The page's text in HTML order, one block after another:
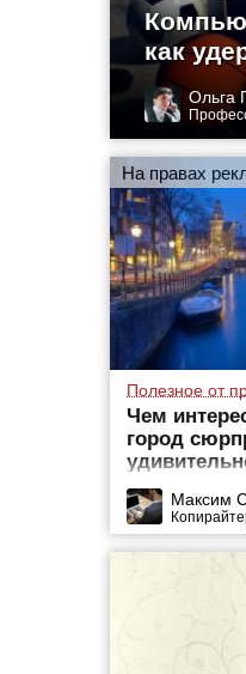
как
Ольга
На правах
Полезное от
Чем
город
Максим